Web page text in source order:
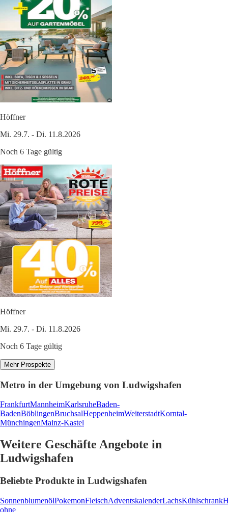
Höffner
Mi. 29.7. - Di. 11.8.2026
Noch 6 Tage gültig
Höffner
Mi. 29.7. - Di. 11.8.2026
Noch 6 Tage gültig
Mehr Prospekte
Metro in der Umgebung von Ludwigshafen
FrankfurtMannheimKarlsruheBaden-
BadenBöblingenBruchsalHeppenheimWeiterstadtKorntal-
MünchingenMainz-Kastel
Weitere Geschäfte Angebote in
Ludwigshafen
Beliebte Produkte in Ludwigshafen
SonnenblumenölPokemonFleischAdventskalenderLachsKühlschrank
ohne